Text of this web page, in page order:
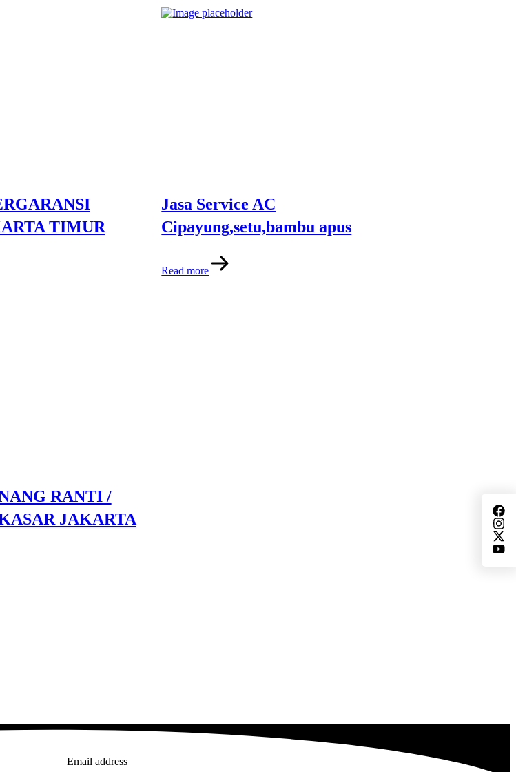
TIMUR
Jasa Service AC
Cipayung,setu,bambu apus
Read more
RANTI /
JAKARTA
Email address